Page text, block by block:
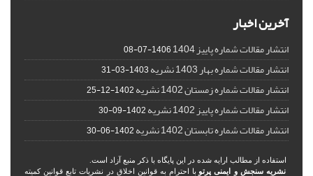
آخرین اخبار
انتشار مقالات شماره پاییز 1404 1406-07-08
انتشار مقالات شماره بهار 1403 نشریه 1403-03-31
انتشار مقالات شماره زمستان 1402 نشریه 1402-12-25
انتشار مقالات شماره پاییز 1402 نشریه 1402-09-30
انتشار مقالات شماره تابستان 1402 نشریه 1402-06-30
استفاده از مطالب ارایه شده در این پایگاه با ذکر منبع آزاد است.
نشریه سنجش و ایمنی پرتو با احترام به قوانین اخلاق در نشریات تابع قوانین کمیته